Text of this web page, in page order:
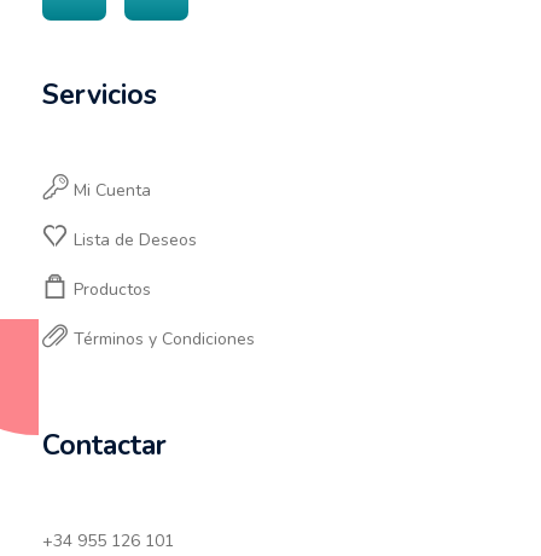
Servicios
Mi Cuenta
Lista de Deseos
Productos
Términos y Condiciones
Contactar
+34 955 126 101